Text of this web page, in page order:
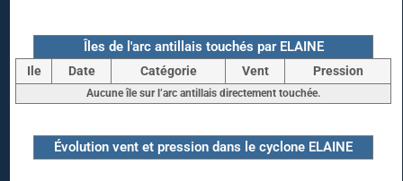
Îles de l'arc antillais touchés par ELAINE
Ile Date Catégorie Vent Pression
Aucune île sur l’arc antillais directement touchée.
Évolution vent et pression dans le cyclone ELAINE